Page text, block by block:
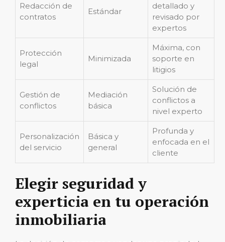
Redacción de
contratos
Estándar
detallado y
revisado por
expertos
Protección
legal
Minimizada
Máxima, con
soporte en
litigios
Gestión de
conflictos
Mediación
básica
Solución de
conflictos a
nivel experto
Personalización
del servicio
Básica y
general
Profunda y
enfocada en el
cliente
Elegir seguridad y
experticia en tu operación
inmobiliaria